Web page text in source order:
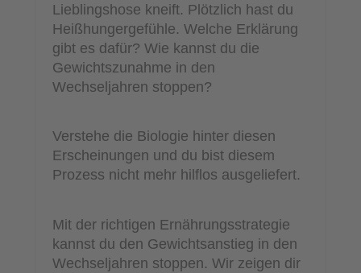
Lieblingshose kneift. Plötzlich hast du
Heißhungergefühle. Welche Erklärung
gibt es dafür? Wie kannst du die
Gewichtszunahme in den
Wechseljahren stoppen?
Verstehe die Biologie hinter diesen
Erscheinungen und du bist diesem
Prozess nicht mehr hilflos ausgeliefert.
Mit der richtigen Ernährungsstrategie
kannst du den Gewichtsanstieg in den
Wechseljahren stoppen. Wir zeigen dir